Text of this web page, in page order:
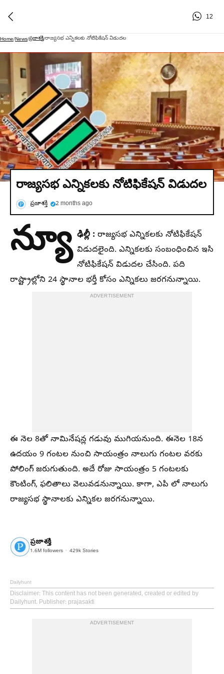
12
Home/News/ప్రజాశక్తి/రాజ్యసభ ఎన్నికలకు నోటిఫికేషన్‌ విడుదల
రాజ్యసభ ఎన్నికలకు నోటిఫికేషన్‌ విడుదల
ప్రజాశక్తి 2 months ago
న్యూ ఢిల్లీ : రాజ్యసభ ఎన్నికలకు నోటిఫికేషన్‌
విడుదలైంది. ఎన్నికలకు సంబంధించిన ఇసి
నోటిఫికేషన్‌ విడుదల చేసింది. పది
రాష్ట్రాల్లోని 24 స్థానాల భర్తీ కోసం ఎన్నికలు జరగనున్నాయి.
ADVERTISEMENT
ఈ నెల 8తో నామినేషన్ల గడువు ముగియనుంది. ఈనెల 18న
ఉదయం 9 గంటల నుంచి సాయంత్రం నాలుగు గంటల వరకు
పోలింగ్‌ జరుగుతుంది. అదే రోజు సాయంత్రం 5 గంటలకు
కౌంటింగ్‌, ఫలితాలు వెలువడనున్నాయి. కాగా, ఎపి లో నాలుగు
రాజ్యసభ స్థానాలకు ఎన్నికల జరగనున్నాయి.
ప్రజాశక్తి
1.6M followers 429k Stories
Dailyhunt
Disclaimer: This content has not been generated, created or edited by
Dailyhunt. Publisher: prajasakti
ADVERTISEMENT